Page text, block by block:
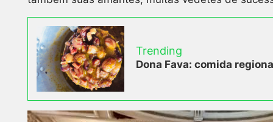
Trending
Dona Fava: comida